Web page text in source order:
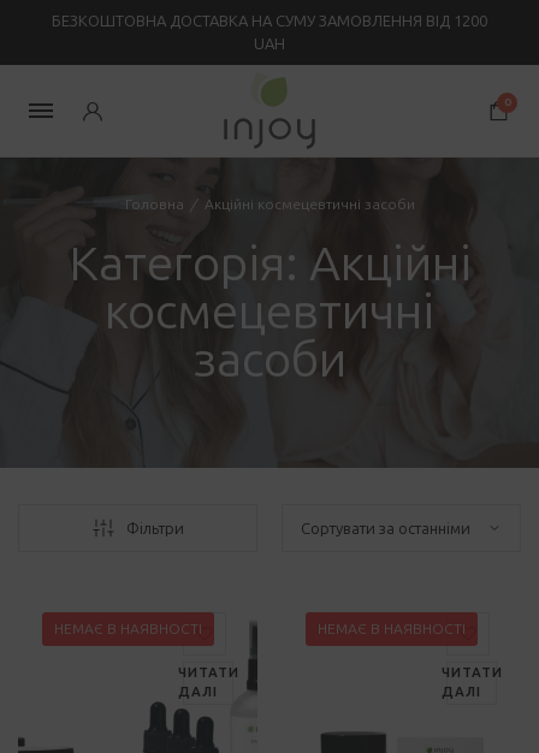
БЕЗКОШТОВНА ДОСТАВКА НА СУМУ ЗАМОВЛЕННЯ ВІД 1200
UAH
0
Головна / Акційні космецевтичні засоби
Категорія: Акційні
космецевтичні
засоби
Фільтри
ЧИТАТИ
ДАЛІ
НЕМАЄ В НАЯВНОСТІ
ЧИТАТИ
ДАЛІ
НЕМАЄ В НАЯВНОСТІ